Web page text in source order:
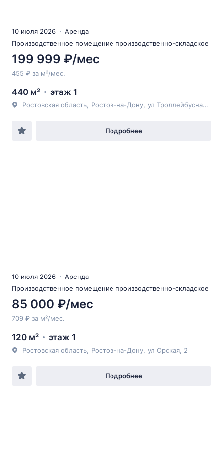
10 июля 2026
Аренда
Производственное помещение производственно-складское
199 999 ₽/мес
455 ₽ за м²/мес.
440 м² этаж 1
Ростовская область Ростов-на-Дону ул Троллейбусная , 16
Подробнее
10 июля 2026
Аренда
Производственное помещение производственно-складское
85 000 ₽/мес
709 ₽ за м²/мес.
120 м² этаж 1
Ростовская область Ростов-на-Дону ул Орская , 2
Подробнее